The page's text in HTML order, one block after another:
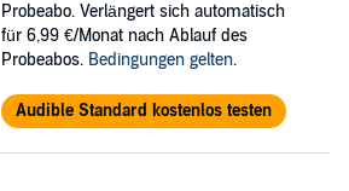
Probeabo. Verlängert sich automatisch
für 6,99 €/Monat nach Ablauf des
Probeabos. Bedingungen gelten.
Audible Standard kostenlos testen